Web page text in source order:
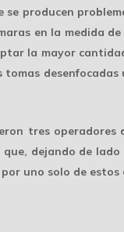
producen
en la medida
la mayor
tres
dejando de
uno solo de estos